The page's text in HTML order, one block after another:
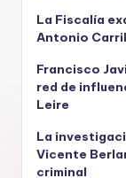
La Fiscalía
Antonio
Francisco
red de
Leire
La
Vicente
criminal